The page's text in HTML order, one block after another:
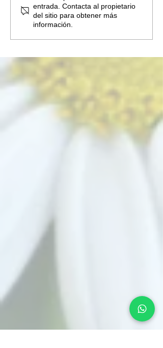
nativa Lidija la mejor forma
de aprender es hablando y
entrada. Contacta al propietario
del sitio para obtener más
información.